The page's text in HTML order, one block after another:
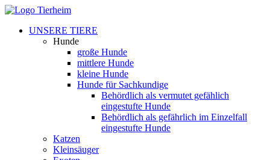
UNSERE TIERE
Hunde
große Hunde
mittlere Hunde
kleine Hunde
Hunde für Sachkundige
Behördlich als vermutet gefählich
eingestufte Hunde
Behördlich als gefährlich im Einzelfall
eingestufte Hunde
Katzen
Kleinsäuger